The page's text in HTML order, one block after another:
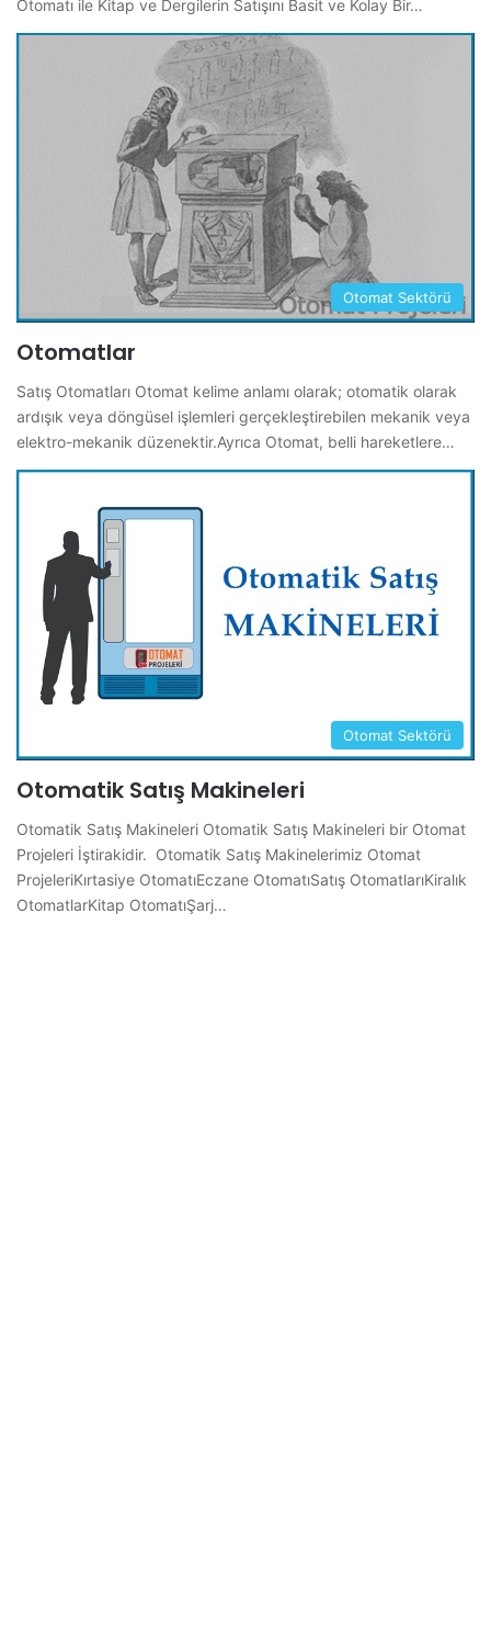
Otomatı ile Kitap ve Dergilerin Satışını Basit ve Kolay Bir…
Otomat Sektörü
Otomatlar
Satış Otomatları Otomat kelime anlamı olarak; otomatik olarak
ardışık veya döngüsel işlemleri gerçekleştirebilen mekanik veya
elektro-mekanik düzenektir.Ayrıca Otomat, belli hareketlere…
Otomat Sektörü
Otomatik Satış Makineleri
Otomatik Satış Makineleri Otomatik Satış Makineleri bir Otomat
Projeleri İştirakidir. Otomatik Satış Makinelerimiz Otomat
ProjeleriKırtasiye OtomatıEczane OtomatıSatış OtomatlarıKiralık
OtomatlarKitap OtomatıŞarj…